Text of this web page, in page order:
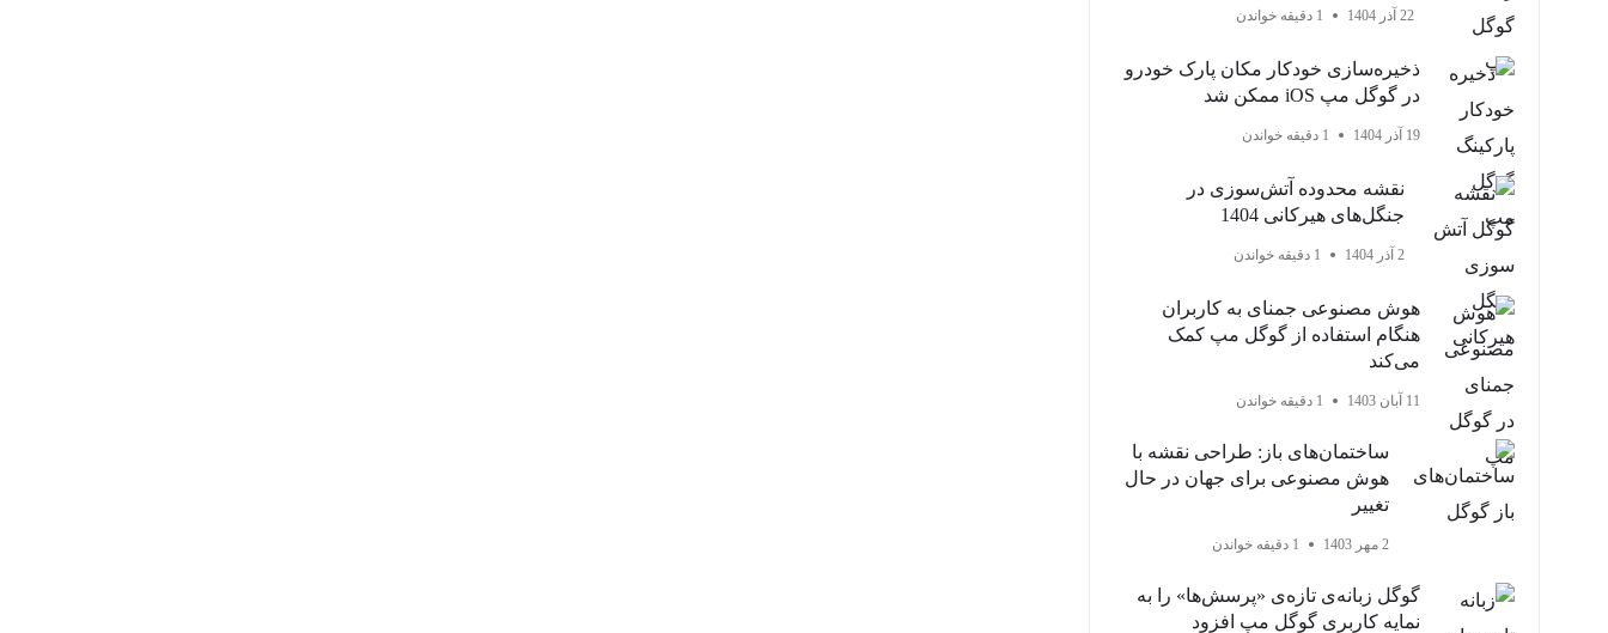
22 آذر 1404 1 دقیقه خواندن
ذخیره‌سازی خودکار مکان پارک خودرو
در گوگل مپ iOS ممکن شد
19 آذر 1404 1 دقیقه خواندن
نقشه محدوده آتش‌سوزی در
جنگل‌های هیرکانی 1404
2 آذر 1404 1 دقیقه خواندن
هوش مصنوعی جمنای به کاربران
هنگام استفاده از گوگل مپ کمک
می‌کند
11 آبان 1403 1 دقیقه خواندن
ساختمان‌های باز: طراحی نقشه با
هوش مصنوعی برای جهان در حال
تغییر
2 مهر 1403 1 دقیقه خواندن
گوگل زبانه‌ی تازه‌ی «پرسش‌ها» را به
نمایه کاربری گوگل مپ افزود